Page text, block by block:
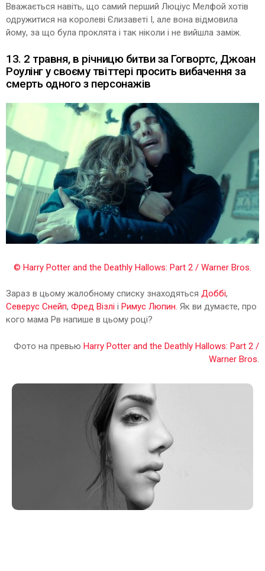
Вважається навіть, що самий перший Люціус Мелфой хотів
одружитися на королеві Єлизаветі I, але вона відмовила
йому, за що була проклята і так ніколи і не вийшла заміж.
13. 2 травня, в річницю битви за Гогвортс, Джоан
Роулінг у своєму твіттері просить вибачення за
смерть одного з персонажів
© Harry Potter and the Deathly Hallows: Part 2 / Warner Bros.
Зараз в цьому жалобному списку знаходяться Доббі,
Северус Снейп, Фред Візлі і Римус Люпин. Як ви думаєте, про
кого мама Рв напише в цьому році?
Фото на превью Harry Potter and the Deathly Hallows: Part 2 /
Warner Bros.